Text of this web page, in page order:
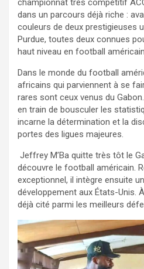
championnat très compétitif
dans un parcours déjà riche :
couleurs de deux prestigieuses
Purdue, toutes deux connues
haut niveau en football
Dans le monde du football
africains qui parviennent à se
rares sont ceux venus du
en train de bousculer les
incarne la détermination et la
portes des ligues majeures.
Jeffrey M’Ba quitte très tôt le
découvre le football américain.
exceptionnel, il intègre ensuite
développement aux États-Unis.
déjà cité parmi les meilleurs